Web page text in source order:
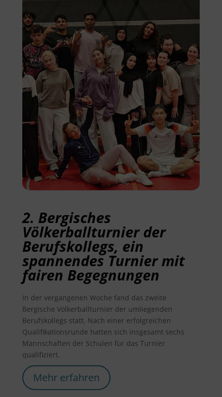
2. Bergisches
Völkerballturnier der
Berufskollegs, ein
spannendes Turnier mit
fairen Begegnungen
In der vergangenen Woche fand das zweite
Bergische Völkerballturnier der umliegenden
Berufskollegs statt. Nach einer erfolgreichen
Qualifikationsrunde hatten sich insgesamt sechs
Mannschaften der Schulen für das Turnier
qualifiziert.
Mehr erfahren